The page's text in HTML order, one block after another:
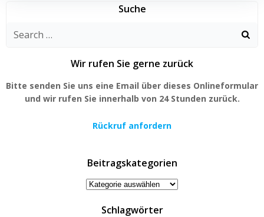
Suche
Search
Wir rufen Sie gerne zurück
Bitte senden Sie uns eine Email über dieses Onlineformular
und wir rufen Sie innerhalb von 24 Stunden zurück.
Rückruf anfordern
Beitragskategorien
Beitragskategorien
Schlagwörter